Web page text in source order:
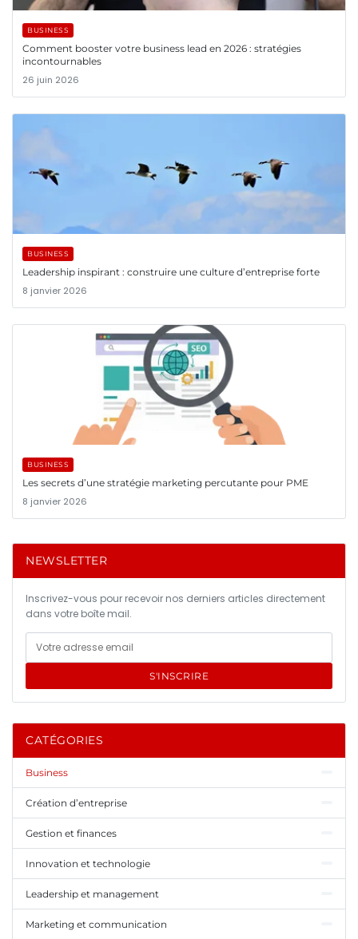
BUSINESS
Comment booster votre business lead en 2026 : stratégies
incontournables
26 juin 2026
BUSINESS
Leadership inspirant : construire une culture d’entreprise forte
8 janvier 2026
BUSINESS
Les secrets d’une stratégie marketing percutante pour PME
8 janvier 2026
NEWSLETTER
Inscrivez-vous pour recevoir nos derniers articles directement
dans votre boîte mail.
S'INSCRIRE
CATÉGORIES
Business
Création d’entreprise
Gestion et finances
Innovation et technologie
Leadership et management
Marketing et communication